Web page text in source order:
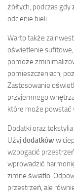
żółtych, podczas gdy
odcienie bieli.
Warto także
oświetlenie sufitowe,
pomoże
pomieszczeniach,
Zastosowanie
przyjemnego
które może powstać
Dodatki oraz
Użyj dodatków w
wzbogacić
wprowadzić
zimne światło.
przestrzeń, ale